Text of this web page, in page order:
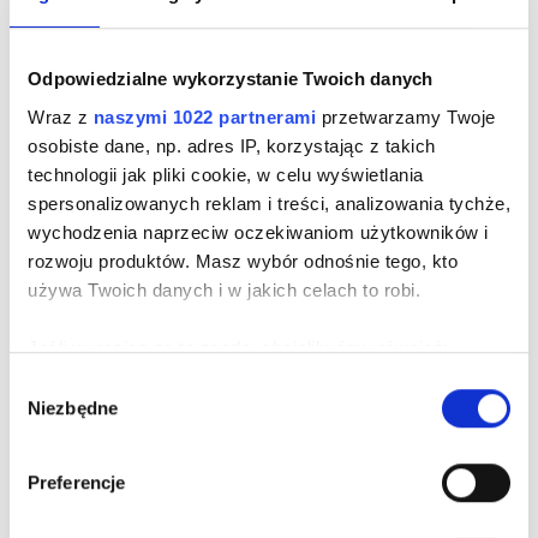
Odpowiedzialne wykorzystanie Twoich danych
Wraz z naszymi 1022 partnerami przetwarzamy Twoje
osobiste dane, np. adres IP, korzystając z takich
technologii jak pliki cookie, w celu wyświetlania
spersonalizowanych reklam i treści, analizowania tychże,
wychodzenia naprzeciw oczekiwaniom użytkowników i
rozwoju produktów. Masz wybór odnośnie tego, kto
używa Twoich danych i w jakich celach to robi.
Jeśli wyrazisz na to zgodę, chcielibyśmy również:
geograficznej z dokładnością nawet do kilku metrów
charakteryzującego je zbiory danych (fingerprinting,
czyli wirtualny odcisk palca)
zgody
Niezbędne
Preferencje
100% skóra zamszowa
ZAMSZOWE MĘSKIE SNEAKERSY W
KOLORZE BEŻOWYM
Cena
489,00 zł
-30%699,00 zł najniższa cena z 30 dni przed obniżką
-30% 699,00 zł cena regularna